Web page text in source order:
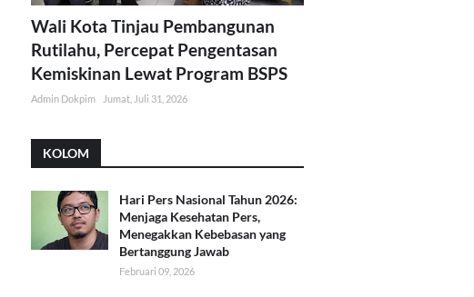
Wali Kota Tinjau Pembangunan
Rutilahu, Percepat Pengentasan
Kemiskinan Lewat Program BSPS
Admin Dokpim Jumat, Juli 31, 2026
KOLOM
Hari Pers Nasional Tahun 2026:
Menjaga Kesehatan Pers,
Menegakkan Kebebasan yang
Bertanggung Jawab
Februari 09, 2026